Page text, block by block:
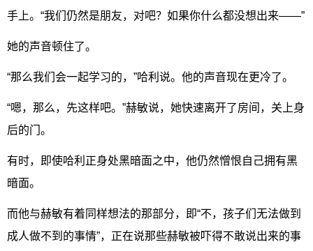
手上。“我们仍然是朋友，对吧？如果你什么都没想出来——”
她的声音顿住了。
“那么我们会一起学习的，”哈利说。他的声音现在更冷了。
“嗯，那么，先这样吧。”赫敏说，她快速离开了房间，关上身
后的门。
有时，即使哈利正身处黑暗面之中，他仍然憎恨自己拥有黑
暗面。
而他与赫敏有着同样想法的那部分，即“不，孩子们无法做到
成人做不到的事情”，正在说那些赫敏被吓得不敢说出来的事